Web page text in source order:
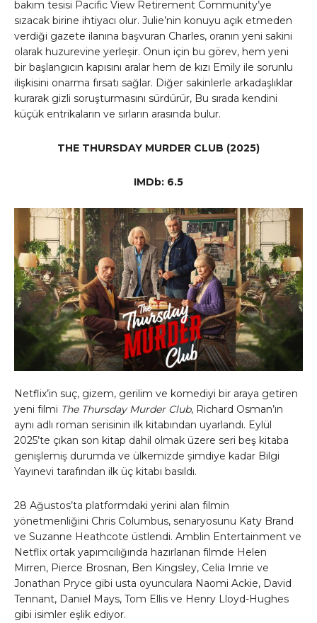
bakım tesisi Pacific View Retirement Community’ye
sızacak birine ihtiyacı olur. Julie’nin konuyu açık etmeden
verdiği gazete ilanına başvuran Charles, oranın yeni sakini
olarak huzurevine yerleşir. Onun için bu görev, hem yeni
bir başlangıcın kapısını aralar hem de kızı Emily ile sorunlu
ilişkisini onarma fırsatı sağlar. Diğer sakinlerle arkadaşlıklar
kurarak gizli soruşturmasını sürdürür, Bu sırada kendini
küçük entrikaların ve sırların arasında bulur.
THE THURSDAY MURDER CLUB (2025)
IMDb: 6.5
Netflix’in suç, gizem, gerilim ve komediyi bir araya getiren
yeni filmi The Thursday Murder Club, Richard Osman’ın
aynı adlı roman serisinin ilk kitabından uyarlandı. Eylül
2025’te çıkan son kitap dahil olmak üzere seri beş kitaba
genişlemiş durumda ve ülkemizde şimdiye kadar Bilgi
Yayınevi tarafından ilk üç kitabı basıldı.
28 Ağustos’ta platformdaki yerini alan filmin
yönetmenliğini Chris Columbus, senaryosunu Katy Brand
ve Suzanne Heathcote üstlendi. Amblin Entertainment ve
Netflix ortak yapımcılığında hazırlanan filmde Helen
Mirren, Pierce Brosnan, Ben Kingsley, Celia Imrie ve
Jonathan Pryce gibi usta oyunculara Naomi Ackie, David
Tennant, Daniel Mays, Tom Ellis ve Henry Lloyd-Hughes
gibi isimler eşlik ediyor.